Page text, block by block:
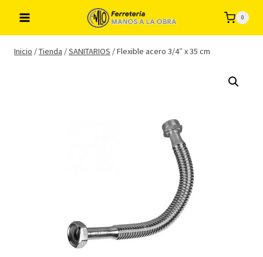
contenido
0
Inicio /Tienda /SANITARIOS /Flexible acero 3/4″ x 35 cm